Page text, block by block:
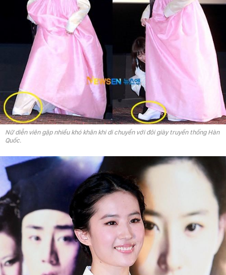
Nữ diễn viên gặp nhiều khó khăn khi di chuyển với đôi giày truyền thống Hàn
Quốc.